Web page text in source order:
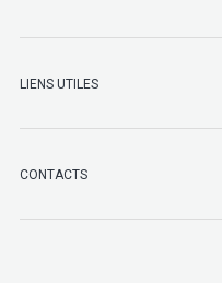
LIENS UTILES
CONTACTS